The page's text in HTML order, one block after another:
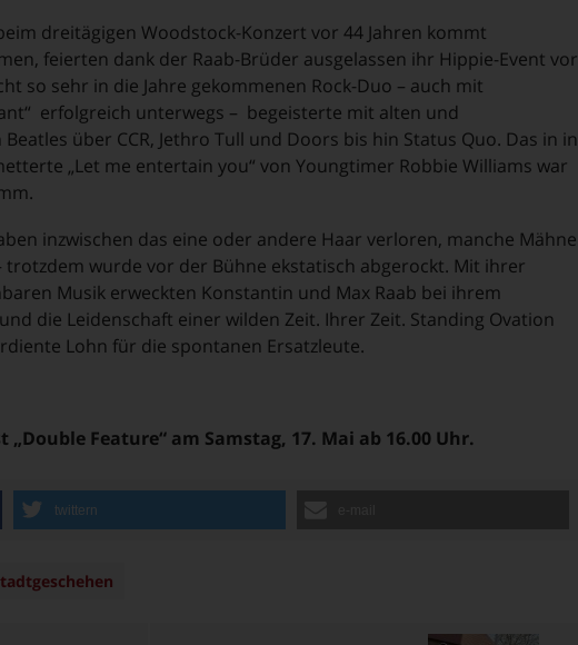
dreitägigen Woodstock-Konzert vor 44 Jahren kommt
feierten dank der Raab-Brüder ausgelassen ihr Hippie-Event vor
so sehr in die Jahre gekommenen Rock-Duo – auch mit
erfolgreich unterwegs – begeisterte mit alten und
über CCR, Jethro Tull und Doors bis hin Status Quo. Das in in
„Let me entertain you“ von Youngtimer Robbie Williams war
inzwischen das eine oder andere Haar verloren, manche Mähne
wurde vor der Bühne ekstatisch abgerockt. Mit ihrer
Musik erweckten Konstantin und Max Raab bei ihrem
die Leidenschaft einer wilden Zeit. Ihrer Zeit. Standing Ovation
Lohn für die spontanen Ersatzleute.
Feature“ am Samstag, 17. Mai ab 16.00 Uhr.
twittern